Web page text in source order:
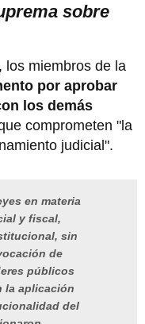
sobre
los miembros de la
por aprobar
los demás
comprometen "la
judicial".
en materia
y fiscal,
sin
de
públicos
la aplicación
del